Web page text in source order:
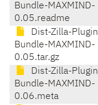
Bundle-MAXMIND-
0.05.readme
Dist-Zilla-Plugin
Bundle-MAXMIND-
0.05.tar.gz
Dist-Zilla-Plugin
Bundle-MAXMIND-
0.06.meta